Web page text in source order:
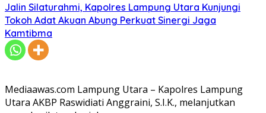
Jalin Silaturahmi, Kapolres Lampung Utara Kunjungi
Tokoh Adat Akuan Abung Perkuat Sinergi Jaga
Kamtibma
Mediaawas.com Lampung Utara – Kapolres Lampung
Utara AKBP Raswidiati Anggraini, S.I.K., melanjutkan